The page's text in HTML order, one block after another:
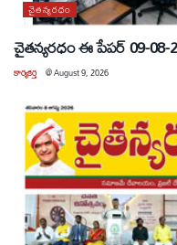
చైతన్యరధం
చైతన్యరధం ఈ పేపర్ 09-08-
కార్యకర్త @August 9, 2026